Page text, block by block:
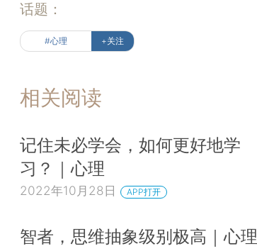
话题：
#心理 +关注
相关阅读
记住未必学会，如何更好地学
习？｜心理
2022年10月28日 APP打开
智者，思维抽象级别极高｜心理